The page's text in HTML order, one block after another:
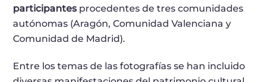
participantesprocedentes de tres comunidades
autónomas (Aragón, Comunidad Valenciana y
Comunidad de Madrid).
Entre los temas de las fotografías se han incluido